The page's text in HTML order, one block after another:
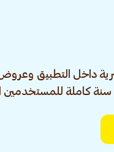
داخل التطبيق
سنة كاملة للمستخدمين